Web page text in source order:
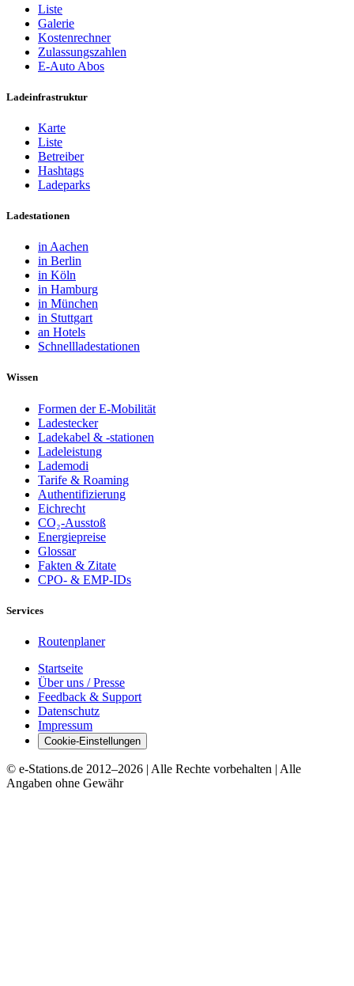
Liste
Galerie
Kostenrechner
Zulassungszahlen
E-Auto Abos
Ladeinfrastruktur
Karte
Liste
Betreiber
Hashtags
Ladeparks
Ladestationen
in Aachen
in Berlin
in Köln
in Hamburg
in München
in Stuttgart
an Hotels
Schnellladestationen
Wissen
Formen der E-Mobilität
Ladestecker
Ladekabel & -stationen
Ladeleistung
Lademodi
Tarife & Roaming
Authentifizierung
Eichrecht
CO₂-Ausstoß
Energiepreise
Glossar
Fakten & Zitate
CPO- & EMP-IDs
Services
Routenplaner
Startseite
Über uns / Presse
Feedback & Support
Datenschutz
Impressum
Cookie-Einstellungen
© e-Stations.de 2012–2026 | Alle Rechte vorbehalten | Alle
Angaben ohne Gewähr